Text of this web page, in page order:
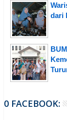
dari
0 FACEBOOK: